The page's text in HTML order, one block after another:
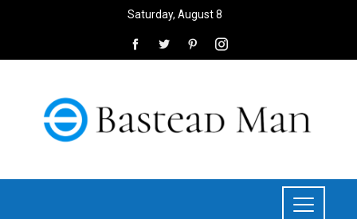
Saturday, August 8